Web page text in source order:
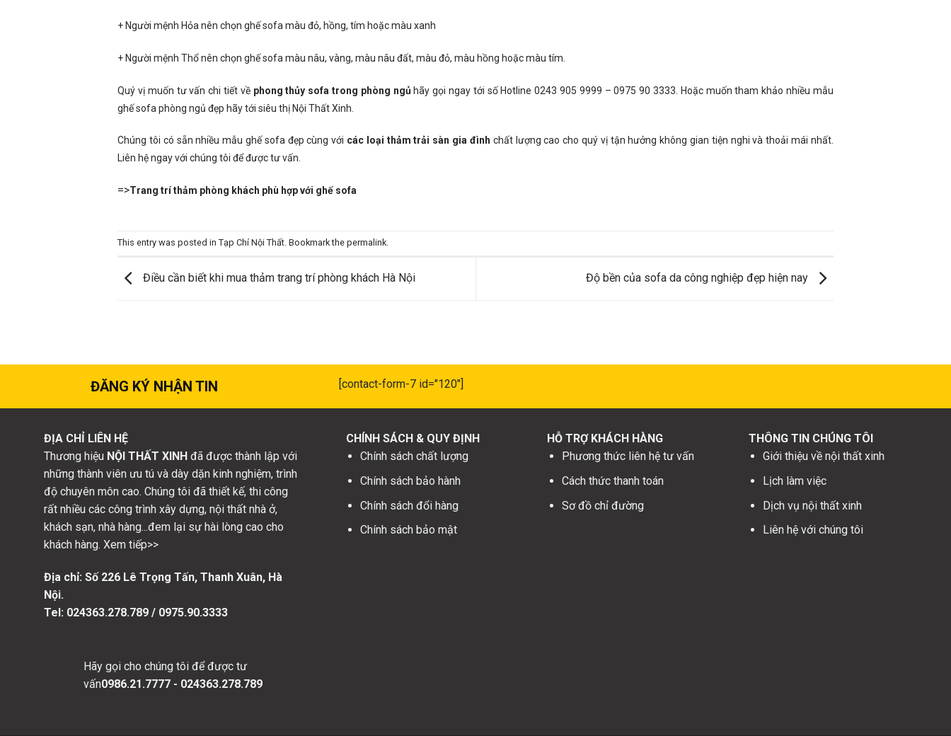
+ Người mệnh Hỏa nên chọn ghế sofa màu đỏ, hồng, tím hoặc màu xanh
+ Người mệnh Thổ nên chọn ghế sofa màu nâu, vàng, màu nâu đất, màu đỏ, màu hồng hoặc màu tím.
Quý vị muốn tư vấn chi tiết về phong thủy sofa trong phòng ngủhãy gọi ngay tới số Hotline 0243 905 9999 – 0975 90 3333. Hoặc muốn tham khảo nhiều mẫu
ghế sofa phòng ngủ đẹp hãy tới siêu thị Nội Thất Xinh.
Chúng tôi có sẵn nhiều mẫu ghế sofa đẹp cùng với các loại thảm trải sàn gia đình chất lượng cao cho quý vị tận hưởng không gian tiện nghi và thoải mái nhất.
Liên hệ ngay với chúng tôi để được tư vấn.
=>Trang trí thảm phòng khách phù hợp với ghế sofa
This entry was posted inTạp Chí Nội Thất. Bookmark thepermalink.
Điều cần biết khi mua thảm trang trí phòng khách Hà Nội Độ bền của sofa da công nghiệp đẹp hiện nay
ĐĂNG KÝ NHẬN TIN [contact-form-7 id="120"]
ĐỊA CHỈ LIÊN HỆ
Thương hiệu NỘI THẤT XINH đã được thành lập với
những thành viên ưu tú và dày dặn kinh nghiệm, trình
độ chuyên môn cao. Chúng tôi đã thiết kế, thi công
rất nhiều các công trình xây dựng, nội thất nhà ở,
khách sạn, nhà hàng...đem lại sự hài lòng cao cho
khách hàng. Xem tiếp>>
Địa chỉ: Số 226 Lê Trọng Tấn, Thanh Xuân, Hà
Nội.
Tel: 024363.278.789 / 0975.90.3333
CHÍNH SÁCH & QUY ĐỊNH
Chính sách chất lượng
Chính sách bảo hành
Chính sách đổi hàng
Chính sách bảo mật
HỖ TRỢ KHÁCH HÀNG
Phương thức liên hệ tư vấn
Cách thức thanh toán
Sơ đồ chỉ đường
THÔNG TIN CHÚNG TÔI
Giới thiệu về nội thất xinh
Lịch làm việc
Dịch vụ nội thất xinh
Liên hệ với chúng tôi
Hãy gọi cho chúng tôi để được tư
vấn0986.21.7777 - 024363.278.789